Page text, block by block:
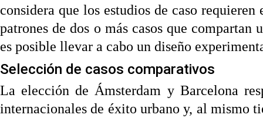
considera que los estudios de caso
patrones de dos o más casos que
es posible llevar a cabo un diseño
Selección de casos comparativos
La elección de Ámsterdam y Barcelona
internacionales de éxito urbano y, al mismo